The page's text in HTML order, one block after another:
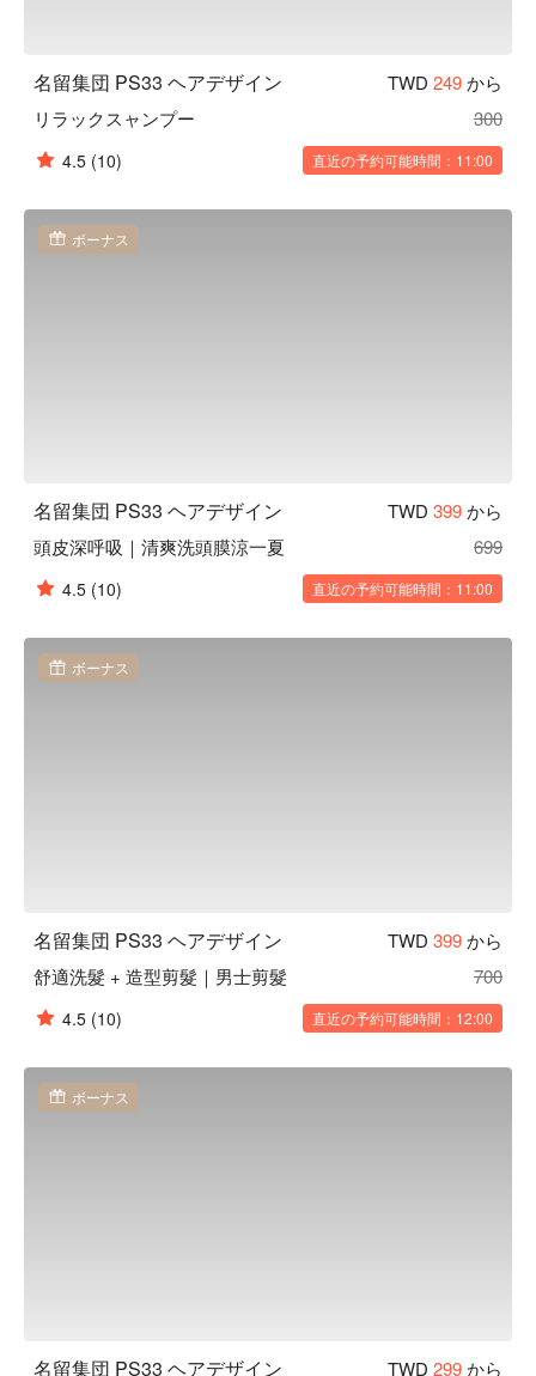
名留集団 PS33 ヘアデザイン TWD 249から
リラックスャンプー
300
4.5 (10) 直近の予約可能時間：11:00
ボーナス
名留集団 PS33 ヘアデザイン TWD 399から
頭皮深呼吸｜清爽洗頭膜涼一夏
699
4.5 (10) 直近の予約可能時間：11:00
ボーナス
名留集団 PS33 ヘアデザイン TWD 399から
舒適洗髮 + 造型剪髮｜男士剪髮
700
4.5 (10) 直近の予約可能時間：12:00
ボーナス
名留集団 PS33 ヘアデザイン TWD 299から